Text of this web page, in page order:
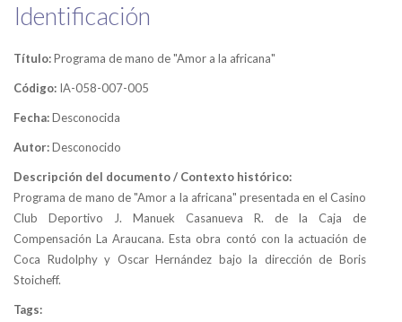
Identificación
Título:Programa de mano de "Amor a la africana"
Código: IA-058-007-005
Fecha:Desconocida
Autor:Desconocido
Descripción del documento / Contexto histórico:
Programa de mano de "Amor a la africana" presentada en el Casino
Club Deportivo J. Manuek Casanueva R. de la Caja de
Compensación La Araucana. Esta obra contó con la actuación de
Coca Rudolphy y Oscar Hernández bajo la dirección de Boris
Stoicheff.
Tags: